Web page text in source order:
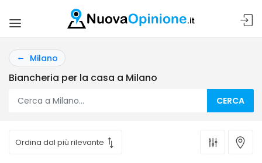
Milano
Biancheria per la casa a Milano
CERCA